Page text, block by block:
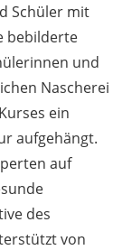
Schüler mit
bebilderte
und
Nascherei
ein
aufgehängt.
auf
des
von